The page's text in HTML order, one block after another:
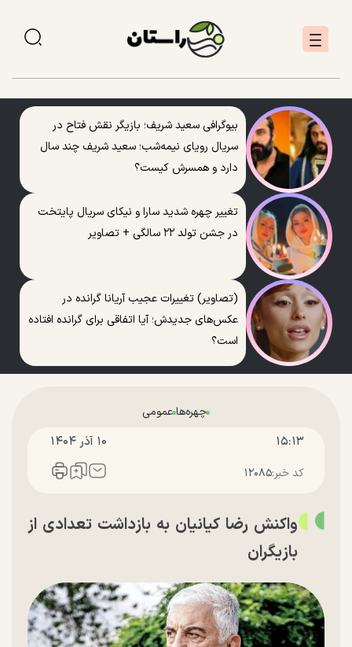
بیوگرافی سعید شریف؛ بازیگر نقش فتاح در
سریال رویای نیمه‌شب؛ سعید شریف چند سال
دارد و همسرش کیست؟
تغییر چهره شدید سارا و نیکای سریال پایتخت
در جشن تولد ۲۲ سالگی + تصاویر
(تصاویر) تغییرات عجیب آریانا گرانده در
عکس‌های جدیدش؛ آیا اتفاقی برای گرانده افتاده
است؟
چهره‌هاعمومی
۱۵:۱۳ ۱۰ آذر ۱۴۰۴
کد خبر:۱۲۰۸۵
واکنش رضا کیانیان به بازداشت تعدادی از
بازیگران